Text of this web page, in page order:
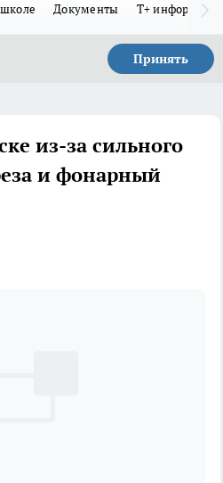
Документы Т+
Принять
из-за сильного
и фонарный